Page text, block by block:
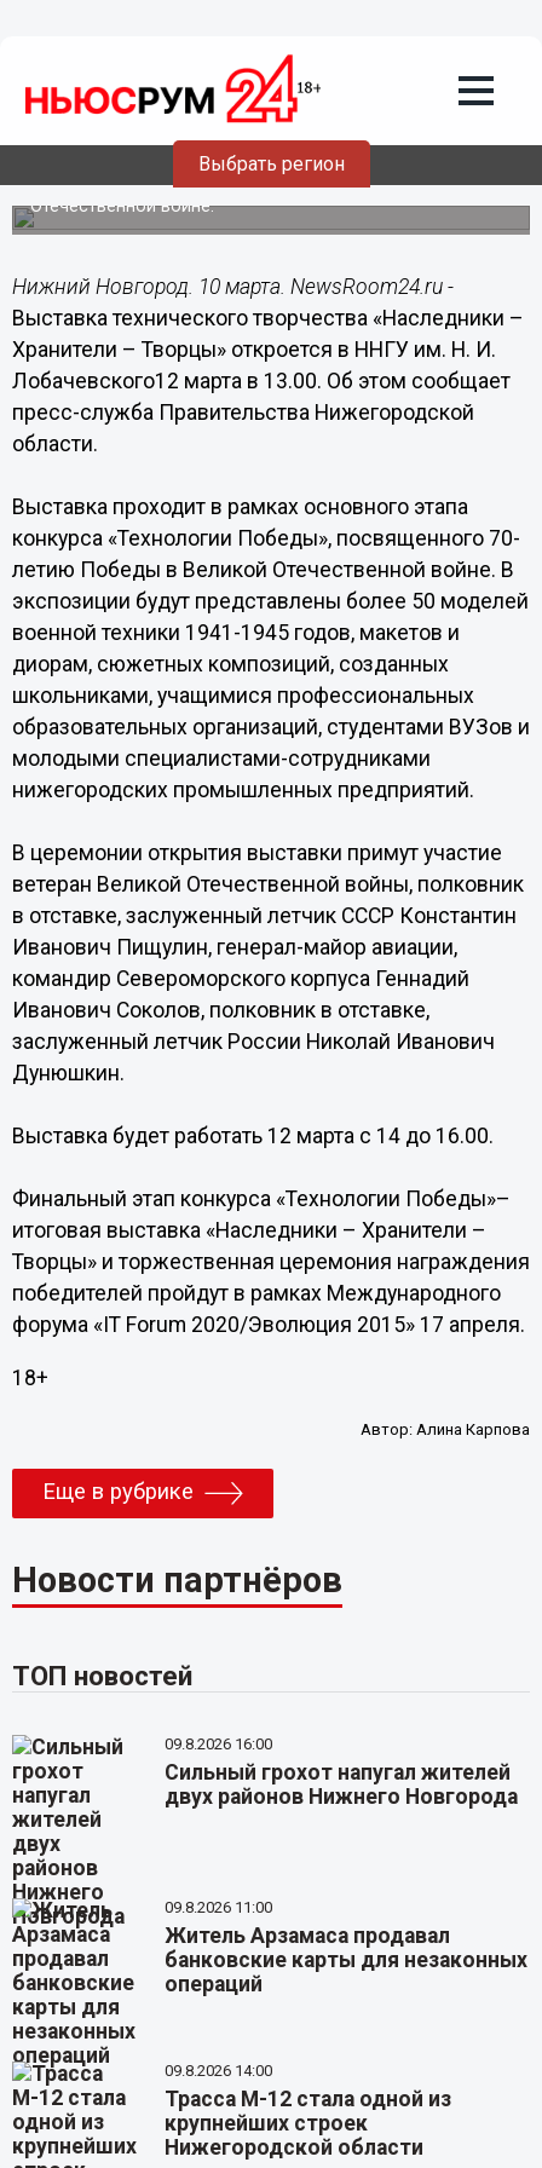
Выбрать регион
«Наследники – Хранители – Творцы»
откроется в Нижнем Новгороде 12
Выставка проходит в рамках конкурса «Технологии
Победы», посвященного 70-летию Победы в Великой
Отечественной войне.
Нижний Новгород. 10 марта. NewsRoom24.ru -
Выставка технического творчества «Наследники –
Хранители – Творцы» откроется в ННГУ им. Н. И.
Лобачевского12 марта в 13.00. Об этом сообщает
пресс-служба Правительства Нижегородской
области.
Выставка проходит в рамках основного этапа
конкурса «Технологии Победы», посвященного 70-
летию Победы в Великой Отечественной войне. В
экспозиции будут представлены более 50 моделей
военной техники 1941-1945 годов, макетов и
диорам, сюжетных композиций, созданных
школьниками, учащимися профессиональных
образовательных организаций, студентами ВУЗов и
молодыми специалистами-сотрудниками
нижегородских промышленных предприятий.
В церемонии открытия выставки примут участие
ветеран Великой Отечественной войны, полковник
в отставке, заслуженный летчик СССР Константин
Иванович Пищулин, генерал-майор авиации,
командир Североморского корпуса Геннадий
Иванович Соколов, полковник в отставке,
заслуженный летчик России Николай Иванович
Дунюшкин.
Выставка будет работать 12 марта с 14 до 16.00.
Финальный этап конкурса «Технологии Победы»–
итоговая выставка «Наследники – Хранители –
Творцы» и торжественная церемония награждения
победителей пройдут в рамках Международного
форума «IT Forum 2020/Эволюция 2015» 17 апреля.
18+
Автор:Алина Карпова
Еще в рубрике
Новости партнёров
ТОП новостей
09.8.2026 16:00
Сильный грохот напугал жителей
двух районов Нижнего Новгорода
09.8.2026 11:00
Житель Арзамаса продавал
банковские карты для незаконных
операций
09.8.2026 14:00
Трасса М-12 стала одной из
крупнейших строек
Нижегородской области